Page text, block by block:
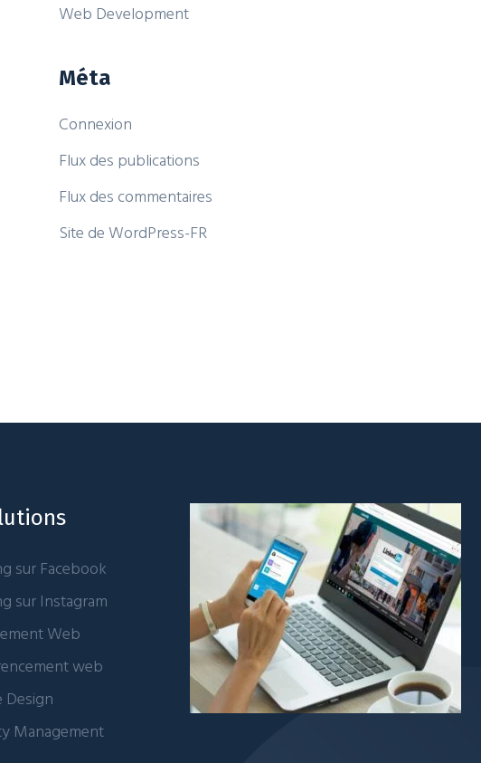
Web Development
Méta
Connexion
Flux des publications
Flux des commentaires
Site de WordPress-FR
sur Facebook
sur Instagram
Web
web
Design
Management